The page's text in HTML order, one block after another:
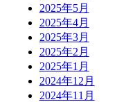
2025年5月
2025年4月
2025年3月
2025年2月
2025年1月
2024年12月
2024年11月